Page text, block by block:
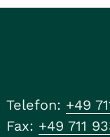
Telefon: +49
Fax: +49 711